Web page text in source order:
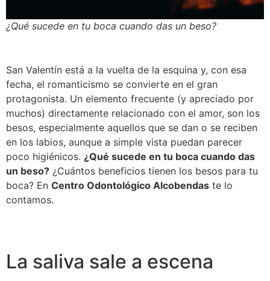
¿Qué sucede en tu boca cuando das un beso?
San Valentín está a la vuelta de la esquina y, con esa
fecha, el romanticismo se convierte en el gran
protagonista. Un elemento frecuente (y apreciado por
muchos) directamente relacionado con el amor, son los
besos, especialmente aquellos que se dan o se reciben
en los labios, aunque a simple vista puedan parecer
poco higiénicos. ¿Qué sucede en tu boca cuando das
un beso? ¿Cuántos beneficios tienen los besos para tu
boca? En Centro Odontológico Alcobendas te lo
contamos.
La saliva sale a escena